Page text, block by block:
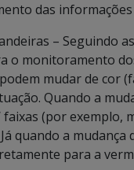
das
– Seguindo
o monitoramento
mudar de cor
Quando a
faixas (por
quando a
para a